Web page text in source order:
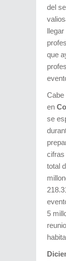
del
que
Cabe
en
se
cifras
total
5